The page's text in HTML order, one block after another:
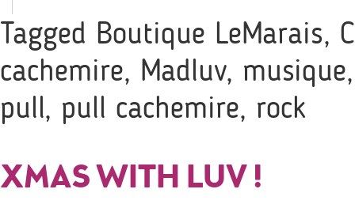
Tagged Boutique LeMarais,
cachemire, Madluv, musique
pull, pull cachemire, rock
XMAS WITH LUV !